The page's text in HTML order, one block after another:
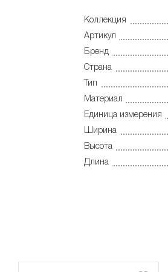
Коллекция
Артикул
Бренд
Страна
Тип
Материал
Единица измерения
Ширина
Высота
Длина